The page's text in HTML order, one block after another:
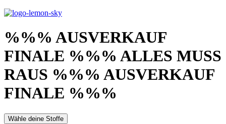
%%% AUSVERKAUF
FINALE %%% ALLES MUSS
RAUS %%% AUSVERKAUF
FINALE %%%
Wähle deine Stoffe